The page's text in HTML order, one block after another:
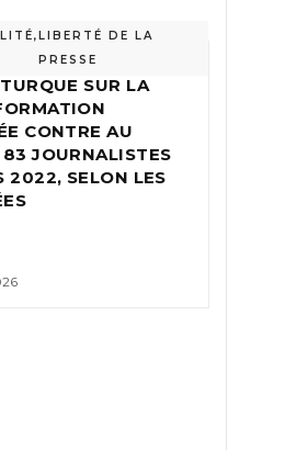
,LIBERTÉ DE LA
PRESSE
SUR LA
CONTRE AU
JOURNALISTES
2022, SELON LES